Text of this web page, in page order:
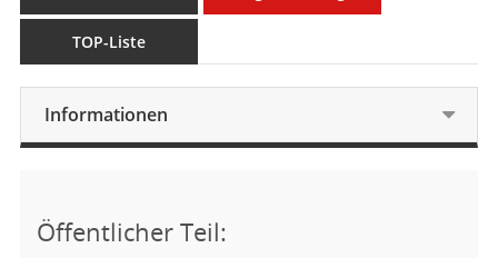
TOP-Liste
Informationen
Öffentlicher Teil: